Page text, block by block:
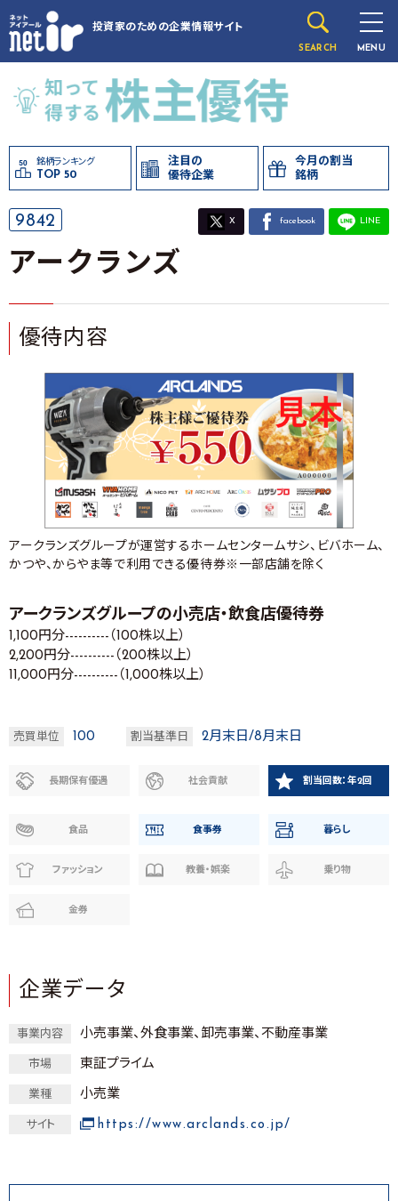
投資家のための企業情報サイト
SEARCH MENU
銘柄ランキング
TOP 50
注目の
優待企業
今月の割当
銘柄
9842 X facebook LINE
アークランズ
優待内容
アークランズグループが運営するホームセンタームサシ、ビバホーム、
かつや、からやま等で利用できる優待券※一部店舗を除く
アークランズグループの小売店・飲食店優待券
1,100円分----------（100株以上）
2,200円分----------（200株以上）
11,000円分----------（1,000株以上）
売買単位 100 割当基準日 2月末日/8月末日
長期保有優遇 社会貢献 割当回数：年2回
食品 食事券 暮らし
ファッション 教養・娯楽 乗り物
金券
企業データ
事業内容 小売事業、外食事業、卸売事業、不動産事業
市場 東証プライム
業種 小売業
サイト https://www.arclands.co.jp/